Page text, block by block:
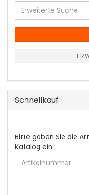
Erweiterte
Suche
Schnellkauf
BITTE
GEBEN
SIE
DIE
ARTIKELNUMMER
Bitte geben Sie die
Katalog ein.